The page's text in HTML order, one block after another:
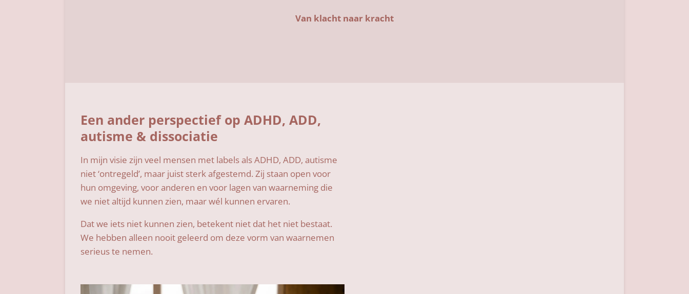
Van klacht naar kracht
Een ander perspectief op ADHD, ADD,
autisme & dissociatie
In mijn visie zijn veel mensen met labels als ADHD, ADD, autisme
niet ‘ontregeld’, maar juist sterk afgestemd. Zij staan open voor
hun omgeving, voor anderen en voor lagen van waarneming die
we niet altijd kunnen zien, maar wél kunnen ervaren.
Dat we iets niet kunnen zien, betekent niet dat het niet bestaat.
We hebben alleen nooit geleerd om deze vorm van waarnemen
serieus te nemen.